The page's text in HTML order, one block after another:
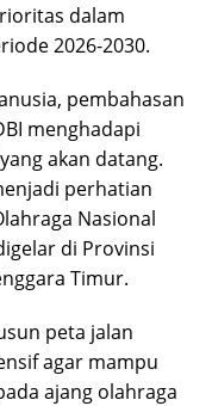
dalam
2026-2030.
pembahasan
menghadapi
akan datang.
perhatian
Nasional
di Provinsi
Timur.
peta jalan
agar mampu
ajang olahraga